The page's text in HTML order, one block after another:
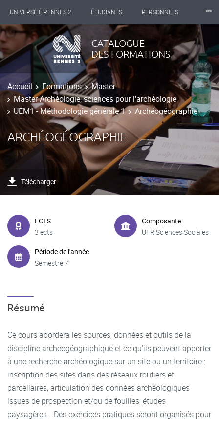
UNIVERSITÉ RENNES 2 ÉTUDIANTS PERSONNELS
INTERNATIONAL PROFESSIONNELS BIBLIOTHÈQUES
LES NOUVELLES DE RENNES 2
⸱⸱⸱
CATALOGUE
DES FORMATIONS
Accueil Formations
Master
Master Archéologie, sciences pour l'archéologie
UEM1 - Méthodologie générale 1
Archéogéographie
ARCHÉOGÉOGRAPHIE
Télécharger
ECTS
3 ects
Composante
UFR Sciences Sociales
Période de l'année
Semestre 7
Résumé
Ce cours abordera les sources, données et outils de la
discipline archéogéographique et ce qu’ils peuvent apporter
à une recherche archéologique sur un site ou un territoire :
inscription des sites dans des réseaux routiers et
parcellaires, articulation des données archéologiques
issues de prospection et/ou de fouilles, études
paysagères… Des exercices pratiques seront organisés pour